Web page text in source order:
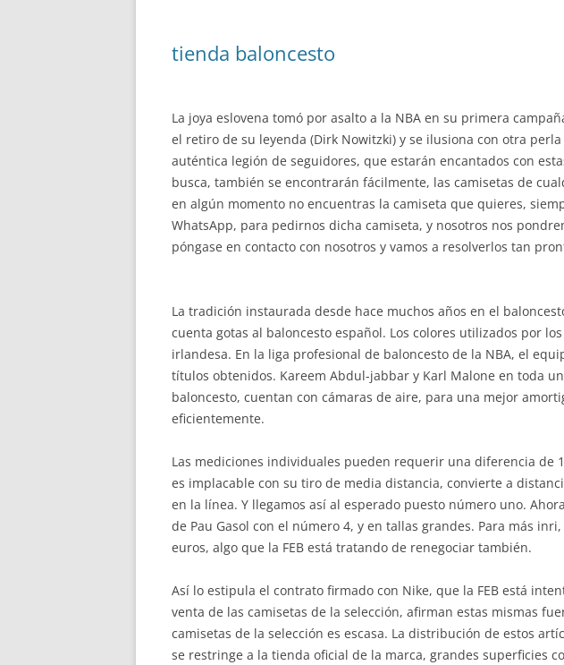
tienda baloncesto
La joya eslovena tomó por asalto a la NBA en su primera
el retiro de su leyenda (Dirk Nowitzki) y se ilusiona con otra
auténtica legión de seguidores, que estarán encantados con
busca, también se encontrarán fácilmente, las camisetas de
en algún momento no encuentras la camiseta que quieres,
WhatsApp, para pedirnos dicha camiseta, y nosotros nos
póngase en contacto con nosotros y vamos a resolverlos tan
La tradición instaurada desde hace muchos años en el
cuenta gotas al baloncesto español. Los colores utilizados por
irlandesa. En la liga profesional de baloncesto de la NBA, el
títulos obtenidos. Kareem Abdul-jabbar y Karl Malone en toda
baloncesto, cuentan con cámaras de aire, para una mejor
eficientemente.
Las mediciones individuales pueden requerir una diferencia de
es implacable con su tiro de media distancia, convierte a
en la línea. Y llegamos así al esperado puesto número uno.
de Pau Gasol con el número 4, y en tallas grandes. Para más
euros, algo que la FEB está tratando de renegociar también.
Así lo estipula el contrato firmado con Nike, que la FEB está
venta de las camisetas de la selección, afirman estas mismas
camisetas de la selección es escasa. La distribución de estos
se restringe a la tienda oficial de la marca, grandes superficies